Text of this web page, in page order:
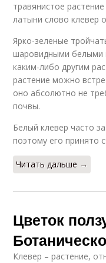
травянистое
латыни слово клевер
Ярко-зеленые
шаровидными белыми
каким-либо другим
растение можно
оно абсолютно не
почвы.
Белый клевер часто
поэтому его принято
Читать дальше →
Цветок
Клевер – растение,